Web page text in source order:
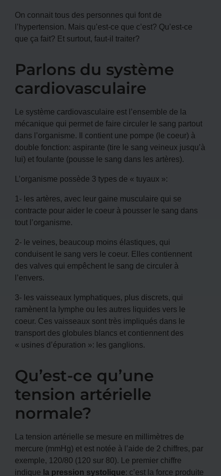
On connait tous des personnes qui font de
l’hypertension. Mais qu’est-ce que c’est? Qu’est-ce
que ça fait? Et surtout, faut-il traiter?
Parlons du système
cardiovasculaire
Le système cardiovasculaire est l’ensemble de la
mécanique qui permet de faire circuler le sang partout
dans l’organisme. Il contient une pompe (le coeur) à
double fonction: aspirante (tire le sang veineux jusqu’à
lui) et foulante (pousse le sang dans les artères).
L’organisme possède 3 types de « tuyaux »:
1- les artères, avec leur gaine musculaire qui se
contracte pour aider le coeur à pousser le sang dans
tout l’organisme.
2- le veines, beaucoup moins élastiques, qui
conduisent le sang vers le coeur. Elles contiennent
des valves qui empêchent le sang de circuler à
l’envers.
3- les vaisseaux lymphatiques, plus discrets, qui
ramènent la lymphe ou les autres liquides vers le
coeur. Ces vaisseaux sont très impliqués dans le
transport des globules blancs et contiennent des
« usines d’épuration »: les ganglions.
Qu’est-ce qu’une
tension artérielle
normale?
La tension artérielle se mesure en millimètres de
mercure (mmHg) et est notée à l’aide de 2 chiffres, par
exemple, 120/80 (120 sur 80). Le premier chiffre
indique la pression systolique: c’est la force produite